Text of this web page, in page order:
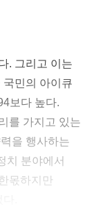
. 그리고 이는
국민의 아이큐
보다 높다.
를 가지고 있는
을 행사하는
치 분야에서
몫하지만